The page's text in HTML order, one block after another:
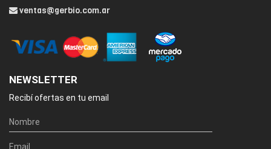
ventas@gerbio.com.ar
NEWSLETTER
Recibí ofertas en tu email